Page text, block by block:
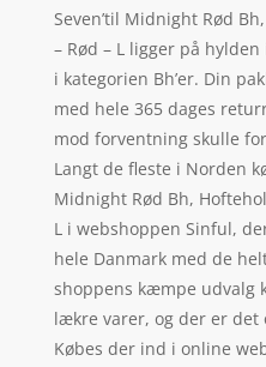
Seven’til Midnight Rød
– Rød – L ligger på
i kategorien Bh’er. Din
med hele 365 dages
mod forventning skulle
Langt de fleste i Norden
Midnight Rød Bh,
L i webshoppen Sinful,
hele Danmark med de
shoppens kæmpe udvalg
lækre varer, og der er det
Købes der ind i online